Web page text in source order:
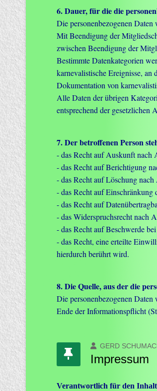
6. Dauer, für die die
Die personenbezogenen
Mit Beendigung der
zwischen Beendigung der
Bestimmte Datenkategorien
karnevalistische Ereignisse, an
Dokumentation von
Alle Daten der übrigen
entsprechend der gesetzlichen
7. Der betroffenen Person
- das Recht auf Auskunft
- das Recht auf Berichtigung
- das Recht auf Löschung
- das Recht auf
- das Recht auf
- das Widerspruchsrecht nach
- das Recht auf Beschwerde
- das Recht, eine erteilte
hierdurch berührt wird.
8. Die Quelle, aus der die
Die personenbezogenen
Ende der Informationspflicht
GERD
Impressum
Verantwortlich für den Inhalt